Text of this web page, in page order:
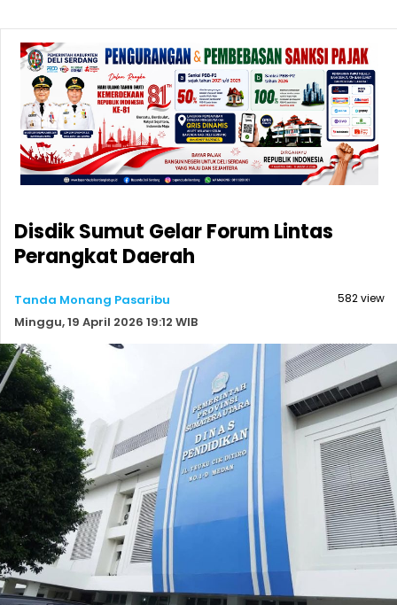
Disdik Sumut Gelar Forum Lintas
Perangkat Daerah
Tanda Monang Pasaribu
Minggu, 19 April 2026 19:12 WIB
582 view